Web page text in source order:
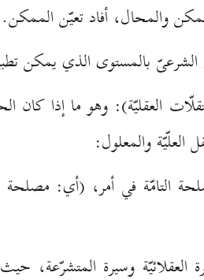
والمحال، أفاد تعيّن الممكن.
بالمستوى الذي يمكن
العقليّة): وهو ما إذا كان
والمعلول:
التامّة في أمر، (أي:
وسيرة المتشرّعة،